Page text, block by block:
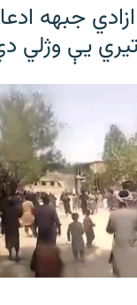
جبهه
يې وژلي